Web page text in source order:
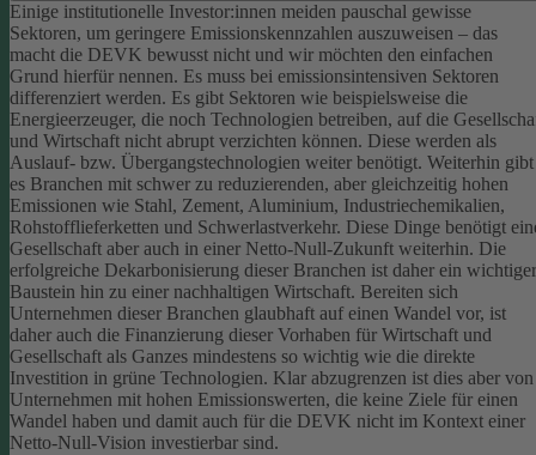
Einige institutionelle Investor:innen meiden pauschal gewisse
Sektoren, um geringere Emissionskennzahlen auszuweisen – das
macht die DEVK bewusst nicht und wir möchten den einfachen
Grund hierfür nennen. Es muss bei emissionsintensiven Sektoren
differenziert werden. Es gibt Sektoren wie beispielsweise die
Energieerzeuger, die noch Technologien betreiben, auf die
und Wirtschaft nicht abrupt verzichten können. Diese werden als
Auslauf- bzw. Übergangstechnologien weiter benötigt. Weiterhin gibt
es Branchen mit schwer zu reduzierenden, aber gleichzeitig hohen
Emissionen wie Stahl, Zement, Aluminium, Industriechemikalien,
Rohstofflieferketten und Schwerlastverkehr. Diese Dinge benötigt
Gesellschaft aber auch in einer Netto-Null-Zukunft weiterhin. Die
erfolgreiche Dekarbonisierung dieser Branchen ist daher ein wichtiger
Baustein hin zu einer nachhaltigen Wirtschaft. Bereiten sich
Unternehmen dieser Branchen glaubhaft auf einen Wandel vor, ist
daher auch die Finanzierung dieser Vorhaben für Wirtschaft und
Gesellschaft als Ganzes mindestens so wichtig wie die direkte
Investition in grüne Technologien. Klar abzugrenzen ist dies aber von
Unternehmen mit hohen Emissionswerten, die keine Ziele für einen
Wandel haben und damit auch für die DEVK nicht im Kontext einer
Netto-Null-Vision investierbar sind.